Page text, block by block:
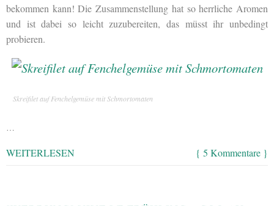
bekommen kann! Die Zusammenstellung hat so herrliche Aromen
und ist dabei so leicht zuzubereiten, das müsst ihr unbedingt
probieren.
Skreifilet auf Fenchelgemüse mit Schmortomaten
…
WEITERLESEN { 5 Kommentare }